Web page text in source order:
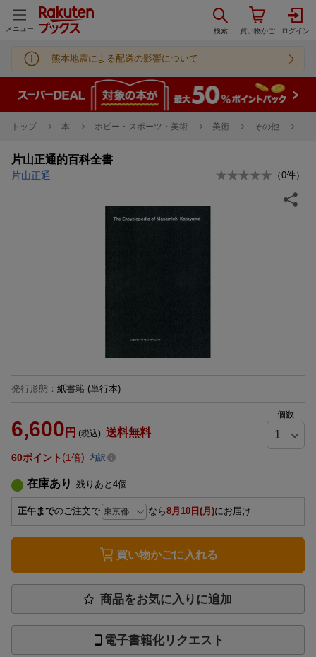
メニュー
熊本地震による配送の影響について
トップ 本 ホビー・スポーツ・美術 美術 その他
片山正通的百科全書
片山正通 （0件）
発行形態 ： 紙書籍 (単行本)
6,600 円 (税込) 送料無料
個数
60ポイント 1倍 内訳
在庫あり 残りあと 4個
正午までのご注文で なら8月10日(月)にお届け
買い物かごに入れる
商品をお気に入りに追加
電子書籍化リクエスト